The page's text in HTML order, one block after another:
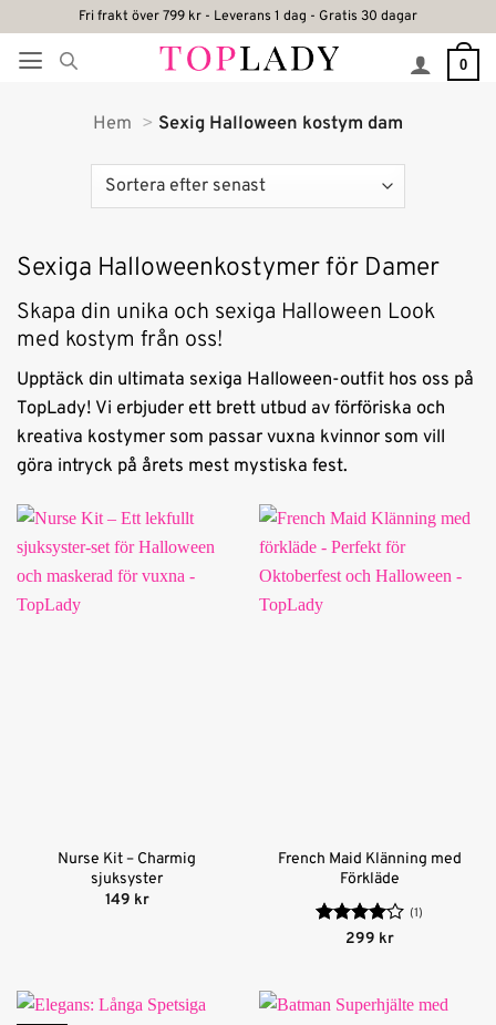
content
Fri frakt över 799 kr - Leverans 1 dag - Gratis 30 dagar
0
Hem Sexig Halloween kostym dam
Sexiga Halloweenkostymer för Damer
Skapa din unika och sexiga Halloween Look
med kostym från oss!
Upptäck din ultimata sexiga Halloween-outfit hos oss på
TopLady! Vi erbjuder ett brett utbud av förföriska och
kreativa kostymer som passar vuxna kvinnor som vill
göra intryck på årets mest mystiska fest.
Nurse Kit – Charmig
sjuksyster
149 kr
French Maid Klänning med
Förkläde
Betygsatt
(1)
299 kr